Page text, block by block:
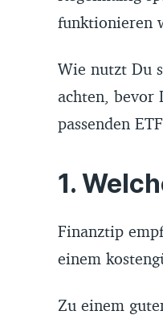
funktionieren
Wie nutzt Du
achten, bevor
passenden
Finanztip
einem
Zu einem